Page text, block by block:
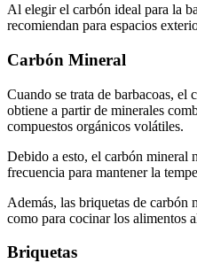
Al elegir el carbón ideal para la
recomiendan para espacios
Carbón Mineral
Cuando se trata de barbacoas,
obtiene a partir de minerales
compuestos orgánicos volátiles.
Debido a esto, el carbón mineral
frecuencia para mantener la
Además, las briquetas de carbón
como para cocinar los alimentos
Briquetas